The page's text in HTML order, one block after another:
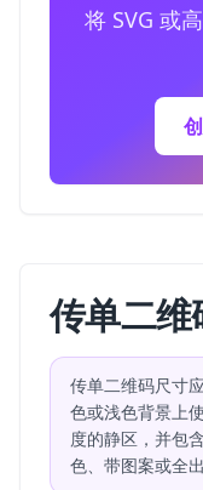
将 SVG 或
传单二
传单二维码尺寸
色或浅色背景上
度的静区，并包
色、带图案或全